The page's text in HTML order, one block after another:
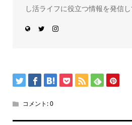
し活ライフに役立つ情報を発信し
コメント:0